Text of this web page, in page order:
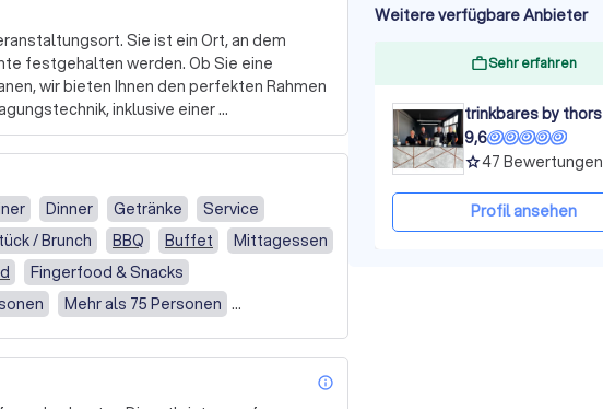
Sie ist ein Ort, an dem
festgehalten werden. Ob Sie eine
wir bieten Ihnen den perfekten Rahmen
inklusive einer
Produktpräsentationen, Vorträge oder
steht Ihnen zur Seite, um Ihre
der Dekoration über die Live-Musik bis
Und wenn Sie auf der Suche nach einem
großen Angebot an nationalen und
unvergesslichen Erlebnis machen.
für Veranstaltungen. Sie ist auch ein
sind Ihre automobilen Schätze bestens
Sie besondere Exoten, schnelle
Dinner Getränke
Service
/ Brunch BBQ Buffet
Mittagessen
Fingerfood & Snacks
Mehr als 75 Personen
(inkl. Bedienung)
Vegan
info_outline
Weitere verfügbare Anbieter
Sehr erfahren
9,6
grade47 Bewertungen
Profil ansehen